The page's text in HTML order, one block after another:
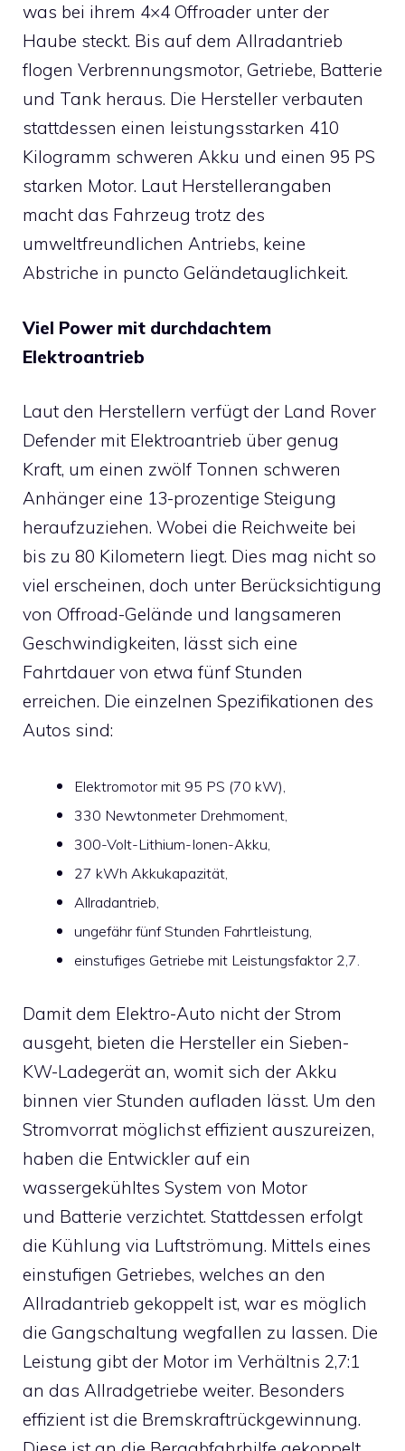
was bei ihrem 4×4 Offroader unter der
Haube steckt. Bis auf dem Allradantrieb
flogen Verbrennungsmotor, Getriebe, Batterie
und Tank heraus. Die Hersteller verbauten
stattdessen einen leistungsstarken 410
Kilogramm schweren Akku und einen 95 PS
starken Motor. Laut Herstellerangaben
macht das Fahrzeug trotz des
umweltfreundlichen Antriebs, keine
Abstriche in puncto Geländetauglichkeit.
Viel Power mit durchdachtem
Elektroantrieb
Laut den Herstellern verfügt der Land Rover
Defender mit Elektroantrieb über genug
Kraft, um einen zwölf Tonnen schweren
Anhänger eine 13-prozentige Steigung
heraufzuziehen. Wobei die Reichweite bei
bis zu 80 Kilometern liegt. Dies mag nicht so
viel erscheinen, doch unter Berücksichtigung
von Offroad-Gelände und langsameren
Geschwindigkeiten, lässt sich eine
Fahrtdauer von etwa fünf Stunden
erreichen. Die einzelnen Spezifikationen des
Autos sind:
Elektromotor mit 95 PS (70 kW),
330 Newtonmeter Drehmoment,
300-Volt-Lithium-Ionen-Akku,
27 kWh Akkukapazität,
Allradantrieb,
ungefähr fünf Stunden Fahrtleistung,
einstufiges Getriebe mit Leistungsfaktor 2,7.
Damit dem Elektro-Auto nicht der Strom
ausgeht, bieten die Hersteller ein Sieben-
KW-Ladegerät an, womit sich der Akku
binnen vier Stunden aufladen lässt. Um den
Stromvorrat möglichst effizient auszureizen,
haben die Entwickler auf ein
wassergekühltes System von Motor
und Batterie verzichtet. Stattdessen erfolgt
die Kühlung via Luftströmung. Mittels eines
einstufigen Getriebes, welches an den
Allradantrieb gekoppelt ist, war es möglich
die Gangschaltung wegfallen zu lassen. Die
Leistung gibt der Motor im Verhältnis 2,7:1
an das Allradgetriebe weiter. Besonders
effizient ist die Bremskraftrückgewinnung.